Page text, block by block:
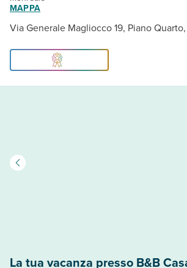
MAPPA
Via Generale Magliocco 19, Piano
La tua vacanza presso B&B